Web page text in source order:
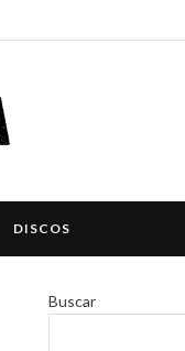
DISCOS
Buscar